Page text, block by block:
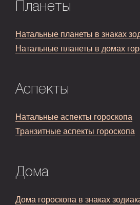
Планеты
Натальные планеты в знаках
Натальные планеты в домах
Аспекты
Натальные аспекты гороскопа
Транзитные аспекты гороскопа
Дома
Дома гороскопа в знаках